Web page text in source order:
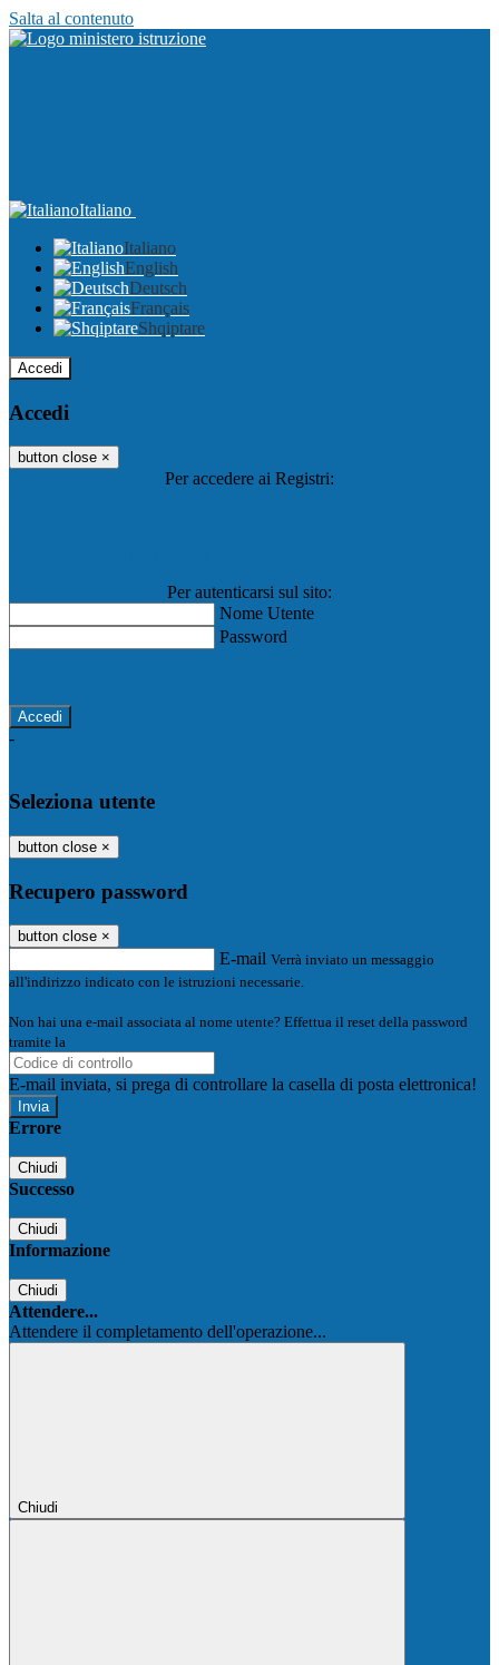
Salta al contenuto
Italiano
Italiano
English
Deutsch
Français
Shqiptare
Accedi
Accedi
button close ×
Per accedere ai Registri:
Per autenticarsi sul sito:
Nome Utente
Password
-
Seleziona utente
button close ×
Recupero password
button close ×
E-mail Verrà inviato un messaggio
all'indirizzo indicato con le istruzioni necessarie.
Non hai una e-mail associata al nome utente? Effettua il reset della password
tramite la
E-mail inviata, si prega di controllare la casella di posta elettronica!
Errore
Chiudi
Successo
Chiudi
Informazione
Chiudi
Attendere...
Attendere il completamento dell'operazione...
Chiudi